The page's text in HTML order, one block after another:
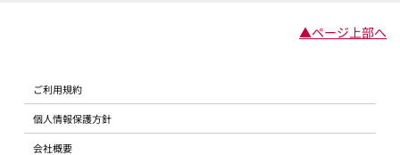
▲ページ上部へ
ご利用規約
個人情報保護方針
会社概要